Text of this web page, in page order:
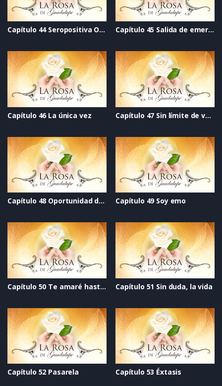
Capítulo 44 Seropositiva O cero negativa Capítulo 45 Salida de emergencia
Capítulo 46 La única vez Capítulo 47 Sin límite de velocidad
Capítulo 48 Oportunidad de vivir Capítulo 49 Soy emo
Capítulo 50 Te amaré hasta el final Capítulo 51 Sin duda, la vida
Capítulo 52 Pasarela Capítulo 53 Éxtasis